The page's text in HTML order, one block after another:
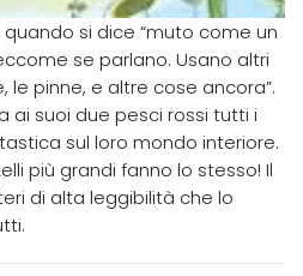
si dice “muto come un
se parlano. Usano altri
le pinne, e altre cose ancora”.
ai suoi due pesci rossi tutti i
sul loro mondo interiore.
più grandi fanno lo stesso! Il
di alta leggibilità che lo